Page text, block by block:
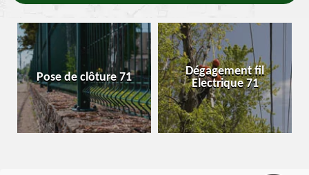
Pose de clôture 71
Dégagement fil
Electrique 71